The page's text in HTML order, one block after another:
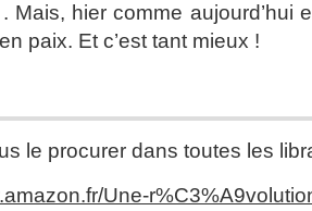
Mais, hier comme aujourd’hui
paix. Et c’est tant mieux !
le procurer dans toutes les
Une-